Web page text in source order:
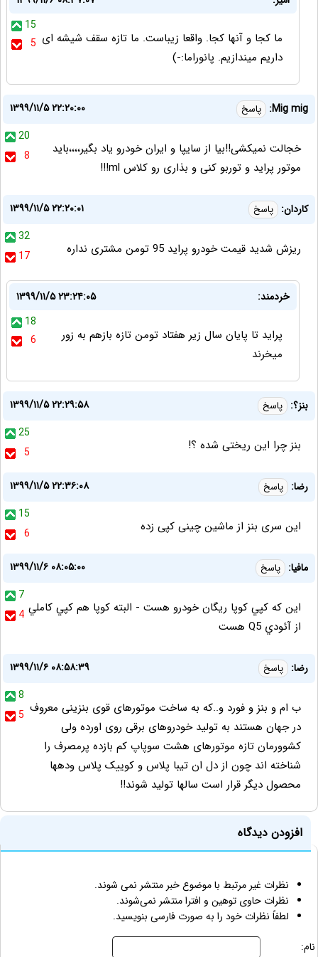
15
5 ما کجا و آنها کجا. واقعا زیباست. ما تازه سقف شیشه ای
داریم میندازیم. پانوراما:-)
Mig mig: پاسخ
۱۳۹۹/۱۱/۵ ۲۲:۲۰:۰۰
20
8
خجالت نمیکشی!!بیا از سایپا و ایران خودرو یاد بگیر،،،،باید
موتور پراید و توربو کنی و بذاری رو کلاس ml!!!
کاردان: پاسخ
۱۳۹۹/۱۱/۵ ۲۲:۲۰:۰۱
32
17
ریزش شدید قیمت خودرو پراید 95 تومن مشتری نداره
خردمند:
۱۳۹۹/۱۱/۵ ۲۳:۲۴:۰۵
18
6
پراید تا پایان سال زیر هفتاد تومن تازه بازهم به زور
میخرند
بنز؟: پاسخ
۱۳۹۹/۱۱/۵ ۲۲:۲۹:۵۸
25
5
بنز چرا این ریختی شده ؟!
رضا: پاسخ
۱۳۹۹/۱۱/۵ ۲۲:۳۶:۰۸
15
6
این سری بنز از ماشین چینی کپی زده
مافيا: پاسخ
۱۳۹۹/۱۱/۶ ۰۸:۰۵:۰۰
7
4 اين كه كپي كوپا ريگان خودرو هست - البته كوپا هم كپي كاملي
از آئودي Q5 هست
رضا: پاسخ
۱۳۹۹/۱۱/۶ ۰۸:۵۸:۳۹
8
5 ب ام و بنز و فورد و..که به ساخت موتورهای قوی بنزینی معروف
در جهان هستند به تولید خودروهای برقی روی اورده ولی
کشوورمان تازه موتورهای هشت سوپاپ کم بازده پرمصرف را
شناخته اند چون از دل ان تیبا پلاس و کوییک پلاس ودهها
محصول دیگر قرار است سالها تولید شوند!!
افزودن دیدگاه
نظرات غیر مرتبط با موضوع خبر منتشر نمی شوند.
نظرات حاوی توهین و افترا منتشر نمی‌شوند.
لطفاً نظرات خود را به صورت فارسی بنویسید.
نام: